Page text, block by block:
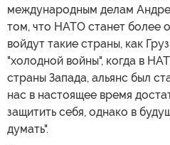
международным делам
том, что НАТО станет более
войдут такие страны, как
"холодной войны", когда в
страны Запада, альянс был
нас в настоящее время
защитить себя, однако в
думать".